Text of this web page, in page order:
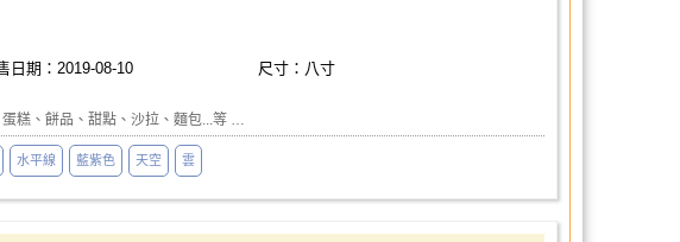
日期：2019-08-10
尺寸：八寸
糕、餅品、甜點、沙拉、麵包...等 …
水平線 藍紫色 天空 雲